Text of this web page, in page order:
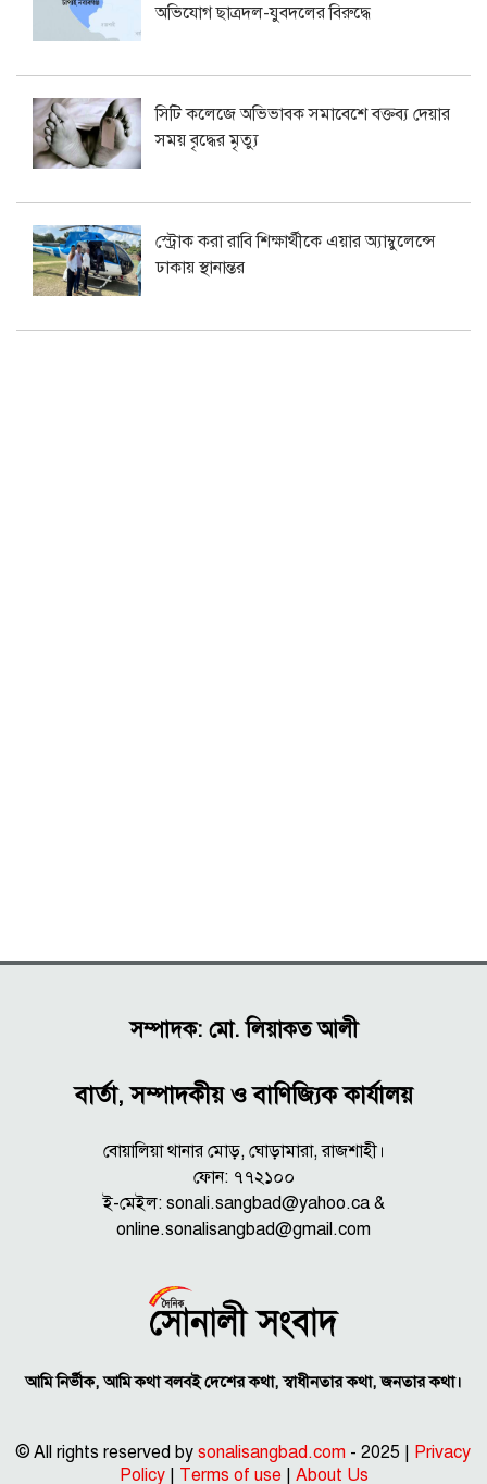
অভিযোগ ছাত্রদল-যুবদলের বিরুদ্ধে
সিটি কলেজে অভিভাবক সমাবেশে বক্তব্য দেয়ার
সময় বৃদ্ধের মৃত্যু
স্ট্রোক করা রাবি শিক্ষার্থীকে এয়ার অ্যাম্বুলেন্সে
ঢাকায় স্থানান্তর
সম্পাদক: মো. লিয়াকত আলী
বার্তা, সম্পাদকীয় ও বাণিজ্যিক কার্যালয়
বোয়ালিয়া থানার মোড়, ঘোড়ামারা, রাজশাহী।
ফোন: ৭৭২১০০
ই-মেইল: sonali.sangbad@yahoo.ca &
online.sonalisangbad@gmail.com
আমি নির্ভীক, আমি কথা বলবই দেশের কথা, স্বাধীনতার কথা, জনতার কথা।
© All rights reserved by sonalisangbad.com - 2025 | Privacy
Policy| Terms of use | About Us